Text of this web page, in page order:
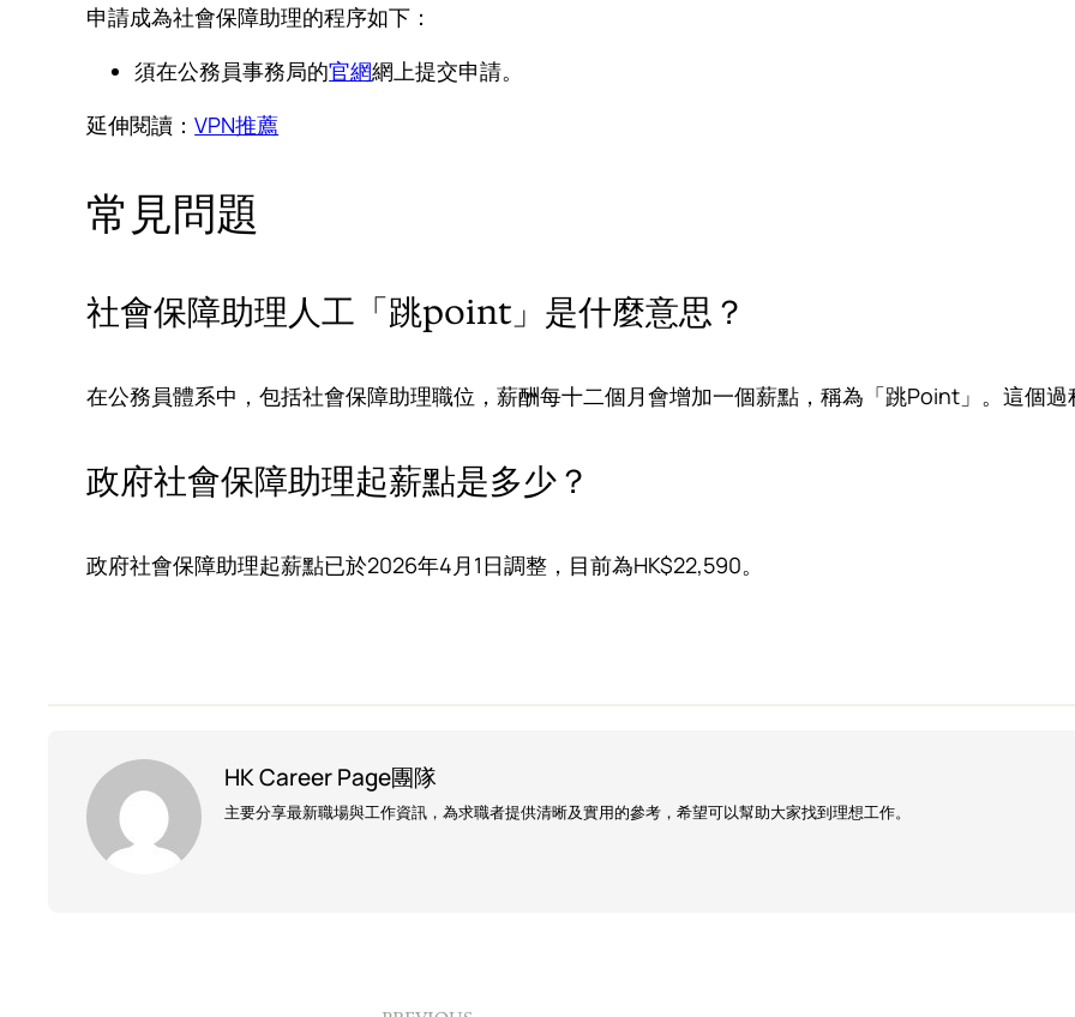
申請成為社會保障助理的程序如下：
須在公務員事務局的官網網上提交申請。
延伸閱讀：VPN推薦
常見問題
社會保障助理人工「跳point」是什麼意思？
在公務員體系中，包括社會保障助理職位，薪酬每十二個月會增加一個薪點，稱為「跳Point」。這個過
政府社會保障助理起薪點是多少？
政府社會保障助理起薪點已於2026年4月1日調整，目前為HK$22,590。
HK Career Page團隊
主要分享最新職場與工作資訊，為求職者提供清晰及實用的參考，希望可以幫助大家找到理想工作。